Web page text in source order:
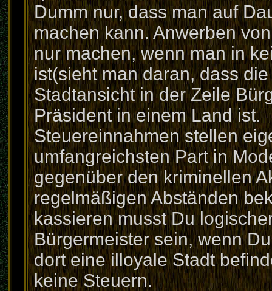
Dumm nur, dass man auf
machen kann. Anwerben
nur machen, wenn man in
ist(sieht man daran, dass
Stadtansicht in der Zeile
Präsident in einem Land ist.
Steuereinnahmen stellen
umfangreichsten Part in
gegenüber den kriminellen
regelmäßigen Abständen
kassieren musst Du
Bürgermeister sein, wenn
dort eine illoyale Stadt
keine Steuern.